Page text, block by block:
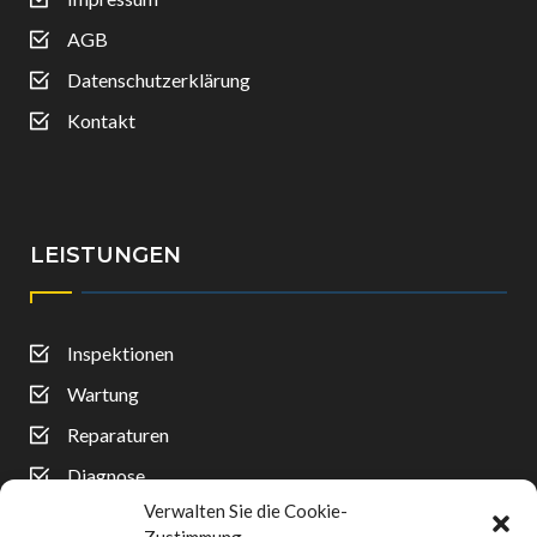
Verwalten Sie die Cookie-
AGB
Datenschutzerklärung
Kontakt
LEISTUNGEN
Inspektionen
Wartung
Reparaturen
Diagnose
Reifenwechsel